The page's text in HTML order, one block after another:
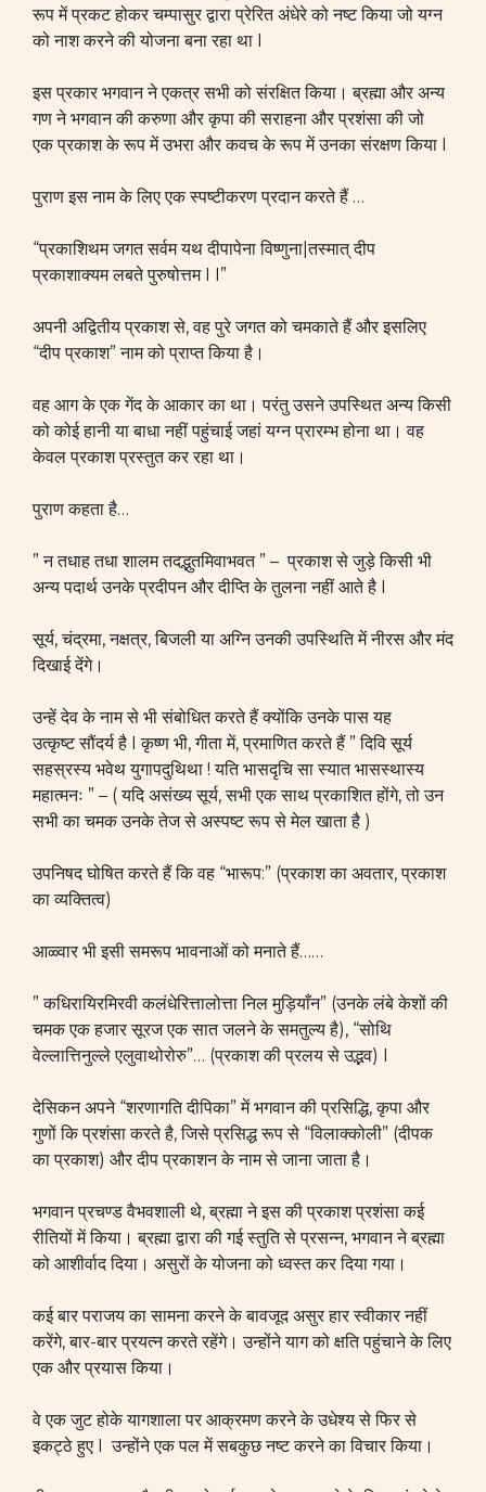
रूप में प्रकट होकर चम्पासुर द्वारा प्रेरित अंधेरे को नष्ट किया जो यग्न
को नाश करने की योजना बना रहा था I
इस प्रकार भगवान ने एकत्र सभी को संरक्षित किया। ब्रह्मा और अन्य
गण ने भगवान की करुणा और कृपा की सराहना और प्रशंसा की जो
एक प्रकाश के रूप में उभरा और कवच के रूप में उनका संरक्षण किया I
पुराण इस नाम के लिए एक स्पष्टीकरण प्रदान करते हैं …
“प्रकाशिथम जगत सर्वम यथ दीपापेना विष्णुना|तस्मात् दीप
प्रकाशाक्यम लबते पुरुषोत्तम I I”
अपनी अद्वितीय प्रकाश से, वह पुरे जगत को चमकाते हैं और इसलिए
“दीप प्रकाश” नाम को प्राप्त किया है।
वह आग के एक गेंद के आकार का था। परंतु उसने उपस्थित अन्य किसी
को कोई हानी या बाधा नहीं पहुंचाई जहां यग्न प्रारम्भ होना था। वह
केवल प्रकाश प्रस्तुत कर रहा था।
पुराण कहता है…
” न तधाह तधा शालम तदद्भुतमिवाभवत ” – प्रकाश से जुड़े किसी भी
अन्य पदार्थ उनके प्रदीपन और दीप्ति के तुलना नहीं आते है I
सूर्य, चंद्रमा, नक्षत्र, बिजली या अग्नि उनकी उपस्थिति में नीरस और मंद
दिखाई देंगे।
उन्हें देव के नाम से भी संबोधित करते हैं क्योंकि उनके पास यह
उत्कृष्ट सौंदर्य है I कृष्ण भी, गीता में, प्रमाणित करते हैं ” दिवि सूर्य
सहस्रस्य भवेथ युगापदुथिथा ! यति भासदृचि सा स्यात भासस्थास्य
महात्मनः ” – ( यदि असंख्य सूर्य, सभी एक साथ प्रकाशित होंगे, तो उन
सभी का चमक उनके तेज से अस्पष्ट रूप से मेल खाता है )
उपनिषद घोषित करते हैं कि वह “भारूप:” (प्रकाश का अवतार, प्रकाश
का व्यक्तित्व)
आळ्वार भी इसी समरूप भावनाओं को मनाते हैं……
” कधिरायिरमिरवी कलंधेरित्तालोत्ता निल मुड़ियाँन” (उनके लंबे केशों की
चमक एक हजार सूरज एक सात जलने के समतुल्य है), “सोथि
वेल्लात्तिनुल्ले एलुवाथोरोरु”… (प्रकाश की प्रलय से उद्भव) I
देसिकन अपने “शरणागति दीपिका” में भगवान की प्रसिद्धि, कृपा और
गुणों कि प्रशंसा करते है, जिसे प्रसिद्ध रूप से “विलाक्कोली” (दीपक
का प्रकाश) और दीप प्रकाशन के नाम से जाना जाता है।
भगवान प्रचण्ड वैभवशाली थे, ब्रह्मा ने इस की प्रकाश प्रशंसा कई
रीतियों में किया। ब्रह्मा द्वारा की गई स्तुति से प्रसन्न, भगवान ने ब्रह्मा
को आशीर्वाद दिया। असुरों के योजना को ध्वस्त कर दिया गया।
कई बार पराजय का सामना करने के बावजूद असुर हार स्वीकार नहीं
करेंगे, बार-बार प्रयत्न करते रहेंगे। उन्होंने याग को क्षति पहुंचाने के लिए
एक और प्रयास किया।
वे एक जुट होके यागशाला पर आक्रमण करने के उधेश्य से फिर से
इकट्ठे हुए I उन्होंने एक पल में सबकुछ नष्ट करने का विचार किया।